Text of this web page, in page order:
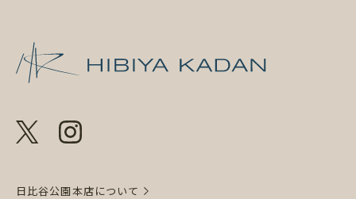
日比谷公園本店について